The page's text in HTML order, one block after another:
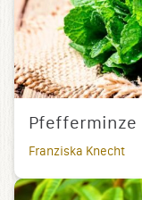
Pfefferminze
Franziska Knecht